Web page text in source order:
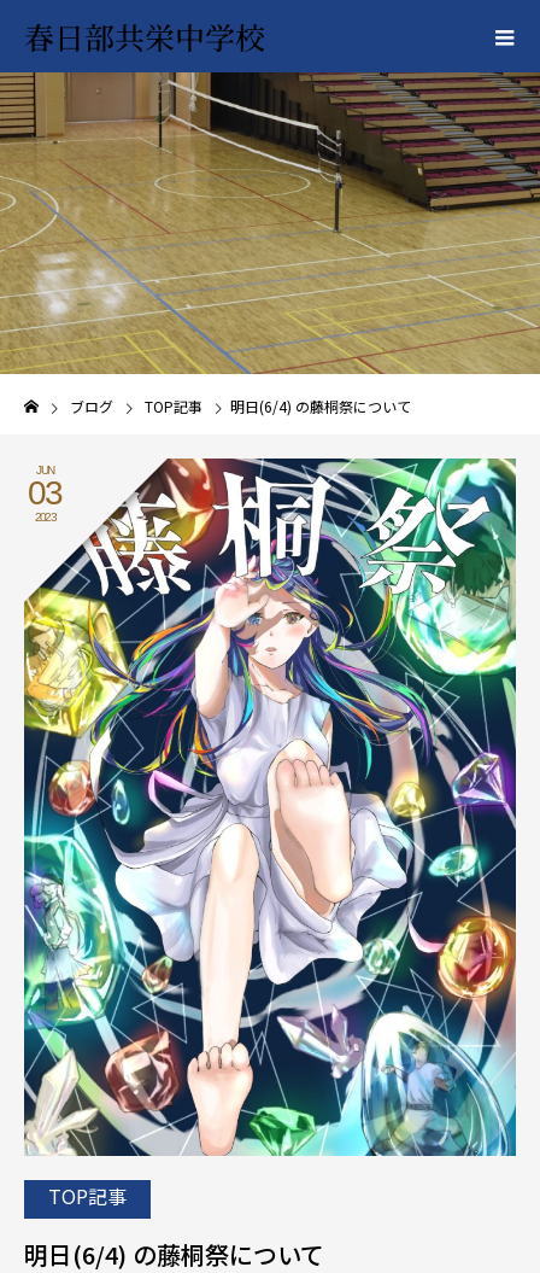
春日部共栄中学校
ブログ TOP記事 明日(6/4) の藤桐祭について
JUN
03
2023
TOP記事
明日(6/4) の藤桐祭について